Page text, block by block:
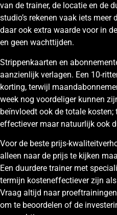
van de trainer, de locatie en de
studio’s rekenen vaak iets meer
daar ook extra waarde voor in
en geen wachttijden.
Strippenkaarten en
aanzienlijk verlagen. Een 10-
korting, terwijl
week nog voordeliger kunnen
beïnvloedt ook de totale kosten;
effectiever maar natuurlijk ook
Voor de beste prijs-
alleen naar de prijs te kijken
Een duurdere trainer met
termijn kosteneffectiever zijn
Vraag altijd naar
om te beoordelen of de